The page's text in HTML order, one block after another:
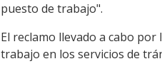
puesto de trabajo".
El reclamo llevado a cabo
trabajo en los servicios de